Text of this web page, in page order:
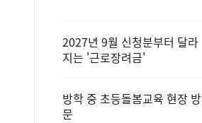
2027년 9월 신청분부터 달라
지는 '근로장려금'
방학 중 초등돌봄교육 현장 방
문